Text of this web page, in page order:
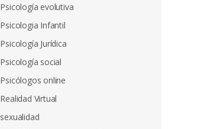
Psicología evolutiva
Psicologia Infantil
Psicología Jurídica
Psicología social
Psicólogos online
Realidad Virtual
sexualidad